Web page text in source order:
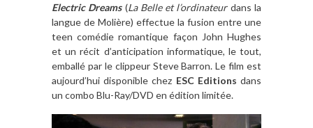
Electric Dreams(La Belle et l’ordinateurdans la
langue de Molière) effectue la fusion entre une
teen comédie romantique façon John Hughes
et un récit d’anticipation informatique, le tout,
emballé par le clippeur Steve Barron. Le film est
aujourd’hui disponible chez ESC Editions dans
un combo Blu-Ray/DVD en édition limitée.